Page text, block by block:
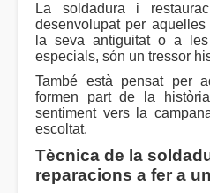
La soldadura i
desenvolupat per
la seva antiguitat o a les
especials, són un tressor
També està pensat per
formen part de la
sentiment vers la
escoltat.
Tècnica de la
reparacions a fer a